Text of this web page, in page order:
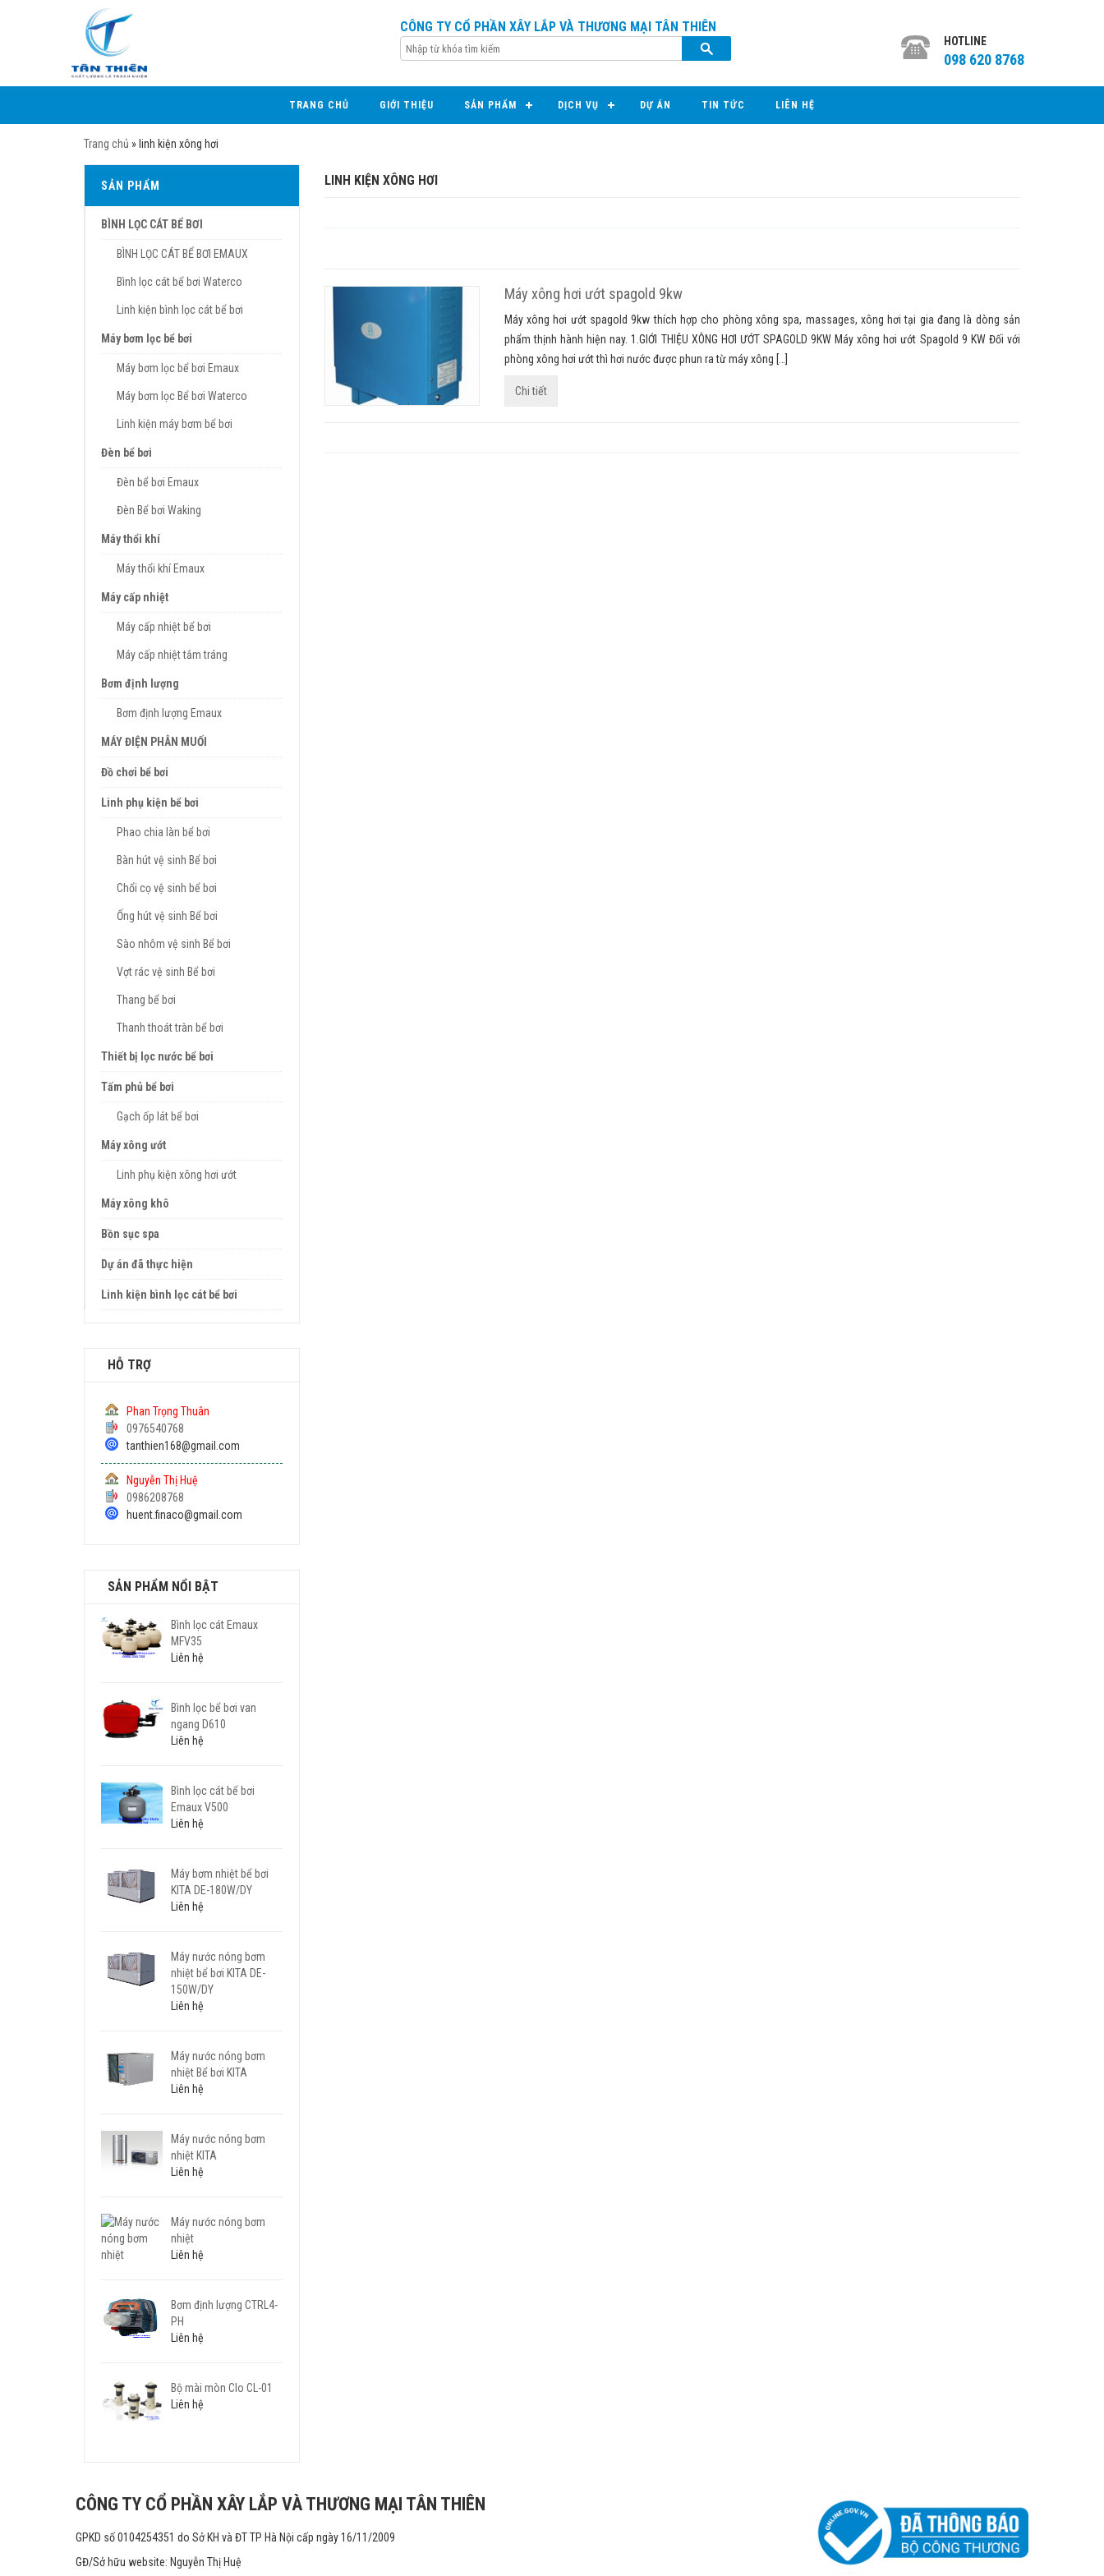
CÔNG TY CỔ PHẦN XÂY LẮP VÀ THƯƠNG MẠI TÂN THIÊN
HOTLINE
098 620 8768
TRANG CHỦ GIỚI THIỆU SẢN PHẨM DỊCH VỤ DỰ ÁN TIN TỨC LIÊN HỆ
Trang chủ » linh kiện xông hơi
SẢN PHẨM
BÌNH LỌC CÁT BỂ BƠI
BÌNH LỌC CÁT BỂ BƠI EMAUX
Bình lọc cát bể bơi Waterco
Linh kiện bình lọc cát bể bơi
Máy bơm lọc bể bơi
Máy bơm lọc bể bơi Emaux
Máy bơm lọc Bể bơi Waterco
Linh kiện máy bơm bể bơi
Đèn bể bơi
Đèn bể bơi Emaux
Đèn Bể bơi Waking
Máy thổi khí
Máy thổi khí Emaux
Máy cấp nhiệt
Máy cấp nhiệt bể bơi
Máy cấp nhiệt tắm tráng
Bơm định lượng
Bơm định lượng Emaux
MÁY ĐIỆN PHÂN MUỐI
Đồ chơi bể bơi
Linh phụ kiện bể bơi
Phao chia làn bể bơi
Bàn hút vệ sinh Bể bơi
Chổi cọ vệ sinh bể bơi
Ống hút vệ sinh Bể bơi
Sào nhôm vệ sinh Bể bơi
Vợt rác vệ sinh Bể bơi
Thang bể bơi
Thanh thoát tràn bể bơi
Thiết bị lọc nước bể bơi
Tấm phủ bể bơi
Gạch ốp lát bể bơi
Máy xông ướt
Linh phụ kiện xông hơi ướt
Máy xông khô
Bồn sục spa
Dự án đã thực hiện
Linh kiện bình lọc cát bể bơi
HỖ TRỢ
Phan Trọng Thuân
0976540768
tanthien168@gmail.com
Nguyễn Thị Huệ
0986208768
huent.finaco@gmail.com
SẢN PHẨM NỔI BẬT
Bình lọc cát Emaux
MFV35
Liên hệ
Bình lọc bể bơi van
ngang D610
Liên hệ
Bình lọc cát bể bơi
Emaux V500
Liên hệ
Máy bơm nhiệt bể bơi
KITA DE-180W/DY
Liên hệ
Máy nước nóng bơm
nhiệt bể bơi KITA DE-
150W/DY
Liên hệ
Máy nước nóng bơm
nhiệt Bể bơi KITA
Liên hệ
Máy nước nóng bơm
nhiệt KITA
Liên hệ
Máy nước nóng bơm
nhiệt
Liên hệ
Bơm định lượng CTRL4-
PH
Liên hệ
Bộ mài mòn Clo CL-01
Liên hệ
LINH KIỆN XÔNG HƠI
Máy xông hơi ướt spagold 9kw
Máy xông hơi ướt spagold 9kw thích hợp cho phòng xông spa, massages, xông hơi tại gia đang là dòng sản
phẩm thịnh hành hiện nay. 1.GIỚI THIỆU XÔNG HƠI ƯỚT SPAGOLD 9KW Máy xông hơi ướt Spagold 9 KW Đối với
phòng xông hơi ướt thì hơi nước được phun ra từ máy xông […]
Chi tiết
CÔNG TY CỔ PHẦN XÂY LẮP VÀ THƯƠNG MẠI TÂN THIÊN
GPKD số 0104254351 do Sở KH và ĐT TP Hà Nội cấp ngày 16/11/2009
GĐ/Sở hữu website: Nguyễn Thị Huệ